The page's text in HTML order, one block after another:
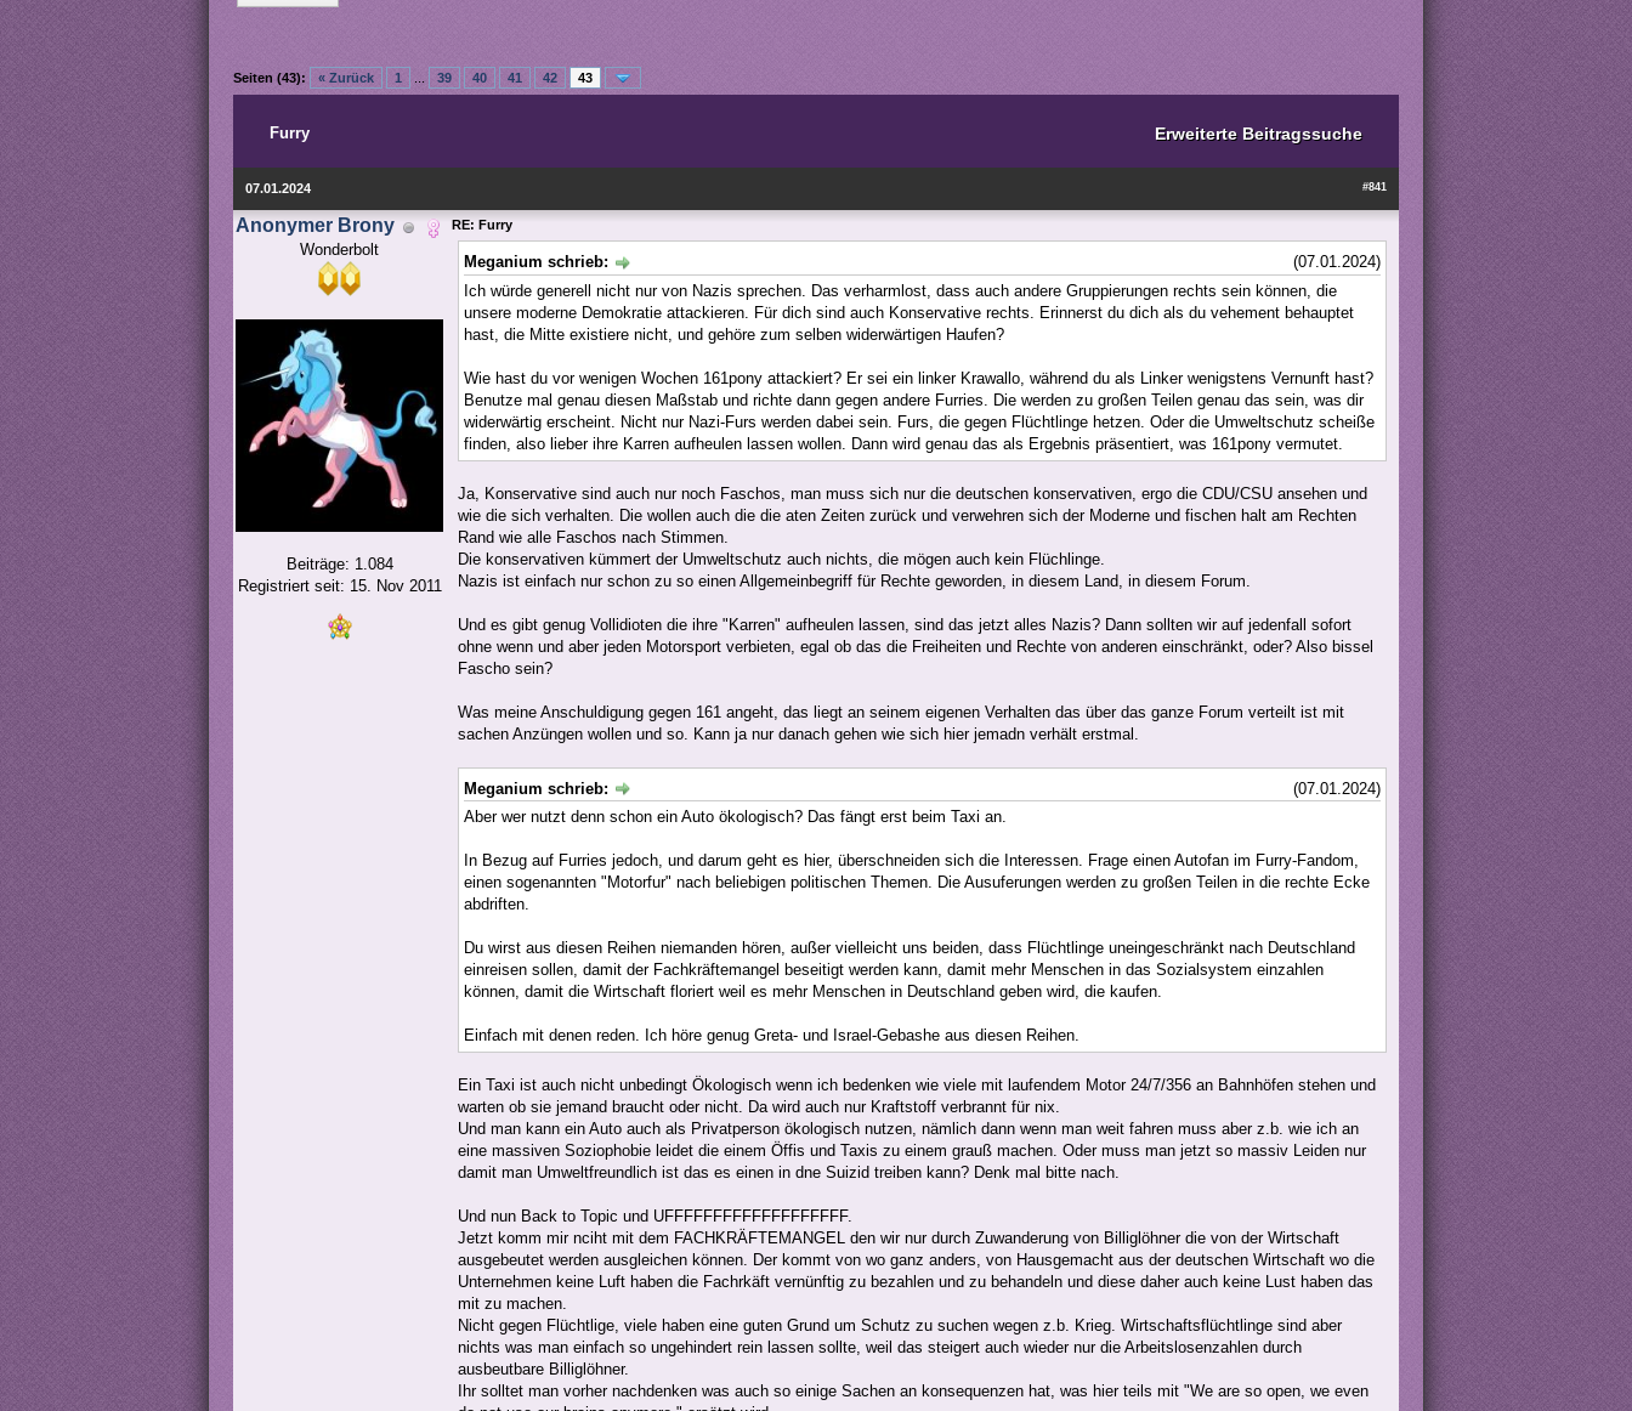
Seiten (43): « Zurück 1 39 40 41 42 43
Erweiterte Beitragssuche
Furry
#841
07.01.2024
Anonymer Brony
Wonderbolt
Beiträge: 1.084
Registriert seit: 15. Nov 2011
RE: Furry
(07.01.2024)
Meganium schrieb:
Ich würde generell nicht nur von Nazis sprechen. Das verharmlost, dass auch andere Gruppierungen rechts sein können, die
unsere moderne Demokratie attackieren. Für dich sind auch Konservative rechts. Erinnerst du dich als du vehement behauptet
hast, die Mitte existiere nicht, und gehöre zum selben widerwärtigen Haufen?
Wie hast du vor wenigen Wochen 161pony attackiert? Er sei ein linker Krawallo, während du als Linker wenigstens Vernunft hast?
Benutze mal genau diesen Maßstab und richte dann gegen andere Furries. Die werden zu großen Teilen genau das sein, was dir
widerwärtig erscheint. Nicht nur Nazi-Furs werden dabei sein. Furs, die gegen Flüchtlinge hetzen. Oder die Umweltschutz scheiße
finden, also lieber ihre Karren aufheulen lassen wollen. Dann wird genau das als Ergebnis präsentiert, was 161pony vermutet.
Ja, Konservative sind auch nur noch Faschos, man muss sich nur die deutschen konservativen, ergo die CDU/CSU ansehen und
wie die sich verhalten. Die wollen auch die die aten Zeiten zurück und verwehren sich der Moderne und fischen halt am Rechten
Rand wie alle Faschos nach Stimmen.
Die konservativen kümmert der Umweltschutz auch nichts, die mögen auch kein Flüchlinge.
Nazis ist einfach nur schon zu so einen Allgemeinbegriff für Rechte geworden, in diesem Land, in diesem Forum.
Und es gibt genug Vollidioten die ihre "Karren" aufheulen lassen, sind das jetzt alles Nazis? Dann sollten wir auf jedenfall sofort
ohne wenn und aber jeden Motorsport verbieten, egal ob das die Freiheiten und Rechte von anderen einschränkt, oder? Also bissel
Fascho sein?
Was meine Anschuldigung gegen 161 angeht, das liegt an seinem eigenen Verhalten das über das ganze Forum verteilt ist mit
sachen Anzüngen wollen und so. Kann ja nur danach gehen wie sich hier jemadn verhält erstmal.
(07.01.2024)
Meganium schrieb:
Aber wer nutzt denn schon ein Auto ökologisch? Das fängt erst beim Taxi an.
In Bezug auf Furries jedoch, und darum geht es hier, überschneiden sich die Interessen. Frage einen Autofan im Furry-Fandom,
einen sogenannten "Motorfur" nach beliebigen politischen Themen. Die Ausuferungen werden zu großen Teilen in die rechte Ecke
abdriften.
Du wirst aus diesen Reihen niemanden hören, außer vielleicht uns beiden, dass Flüchtlinge uneingeschränkt nach Deutschland
einreisen sollen, damit der Fachkräftemangel beseitigt werden kann, damit mehr Menschen in das Sozialsystem einzahlen
können, damit die Wirtschaft floriert weil es mehr Menschen in Deutschland geben wird, die kaufen.
Einfach mit denen reden. Ich höre genug Greta- und Israel-Gebashe aus diesen Reihen.
Ein Taxi ist auch nicht unbedingt Ökologisch wenn ich bedenken wie viele mit laufendem Motor 24/7/356 an Bahnhöfen stehen und
warten ob sie jemand braucht oder nicht. Da wird auch nur Kraftstoff verbrannt für nix.
Und man kann ein Auto auch als Privatperson ökologisch nutzen, nämlich dann wenn man weit fahren muss aber z.b. wie ich an
eine massiven Soziophobie leidet die einem Öffis und Taxis zu einem grauß machen. Oder muss man jetzt so massiv Leiden nur
damit man Umweltfreundlich ist das es einen in dne Suizid treiben kann? Denk mal bitte nach.
Und nun Back to Topic und UFFFFFFFFFFFFFFFFFFF.
Jetzt komm mir nciht mit dem FACHKRÄFTEMANGEL den wir nur durch Zuwanderung von Billiglöhner die von der Wirtschaft
ausgebeutet werden ausgleichen können. Der kommt von wo ganz anders, von Hausgemacht aus der deutschen Wirtschaft wo die
Unternehmen keine Luft haben die Fachrkäft vernünftig zu bezahlen und zu behandeln und diese daher auch keine Lust haben das
mit zu machen.
Nicht gegen Flüchtlige, viele haben eine guten Grund um Schutz zu suchen wegen z.b. Krieg. Wirtschaftsflüchtlinge sind aber
nichts was man einfach so ungehindert rein lassen sollte, weil das steigert auch wieder nur die Arbeitslosenzahlen durch
ausbeutbare Billiglöhner.
Ihr solltet man vorher nachdenken was auch so einige Sachen an konsequenzen hat, was hier teils mit "We are so open, we even